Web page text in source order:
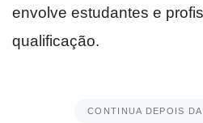
envolve estudantes e
qualificação.
CONTINUA DEPOIS